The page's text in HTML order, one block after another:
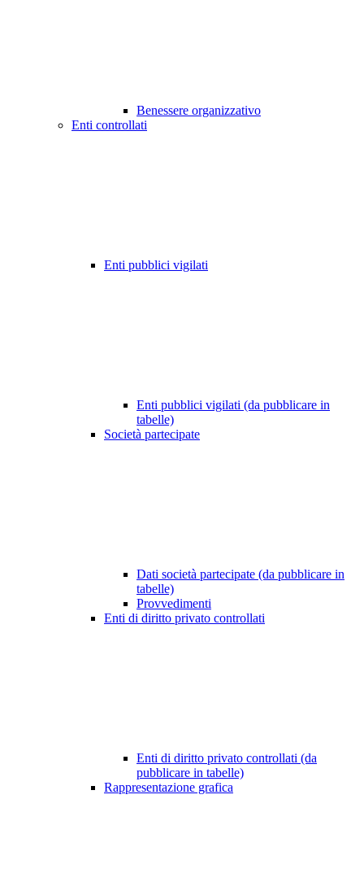
Benessere organizzativo
Enti controllati
Enti pubblici vigilati
Enti pubblici vigilati (da pubblicare in
tabelle)
Società partecipate
Dati società partecipate (da pubblicare in
tabelle)
Provvedimenti
Enti di diritto privato controllati
Enti di diritto privato controllati (da
pubblicare in tabelle)
Rappresentazione grafica